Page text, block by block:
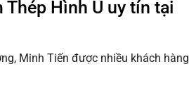
Hình U uy tín tại
Minh Tiến được nhiều khách hàng